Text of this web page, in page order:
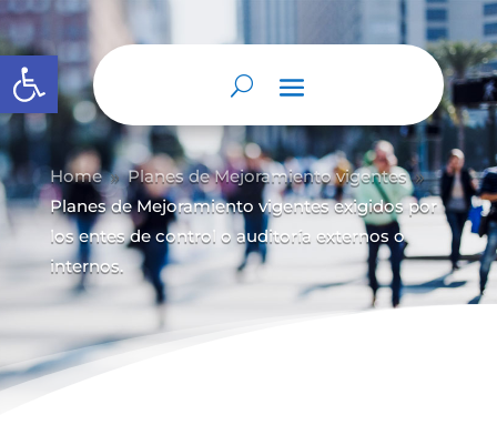
Abrir barra de herramientas
Home 9 Planes de Mejoramiento vigentes 9
Planes de Mejoramiento vigentes exigidos por
los entes de control o auditoría externos o
internos.